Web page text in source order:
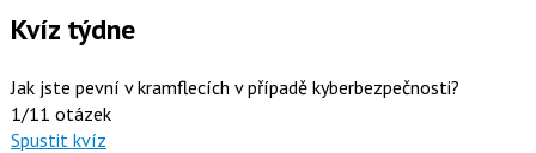
Kvíz týdne
Jak jste pevní v kramflecích v případě kyberbezpečnosti?
1/11 otázek
Spustit kvíz